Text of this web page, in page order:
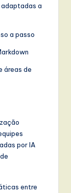
a
a passo
áreas de
por IA
entre